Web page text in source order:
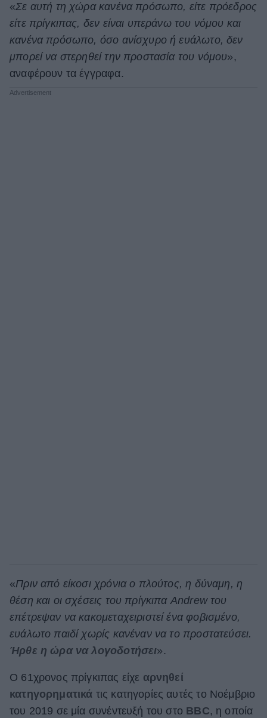
«Σε αυτή τη χώρα κανένα πρόσωπο, είτε πρόεδρος
είτε πρίγκιπας, δεν είναι υπεράνω του νόμου και
κανένα πρόσωπο, όσο ανίσχυρο ή ευάλωτο, δεν
μπορεί να στερηθεί την προστασία του νόμου»,
αναφέρουν τα έγγραφα.
«Πριν από είκοσι χρόνια ο πλούτος, η δύναμη, η
θέση και οι σχέσεις του πρίγκιπα Andrew του
επέτρεψαν να κακομεταχειριστεί ένα φοβισμένο,
ευάλωτο παιδί χωρίς κανέναν να το προστατεύσει.
Ήρθε η ώρα να λογοδοτήσει».
Ο 61χρονος πρίγκιπας είχε αρνηθεί
κατηγορηματικά τις κατηγορίες αυτές το Νοέμβριο
του 2019 σε μία συνέντευξή του στο BBC, η οποία